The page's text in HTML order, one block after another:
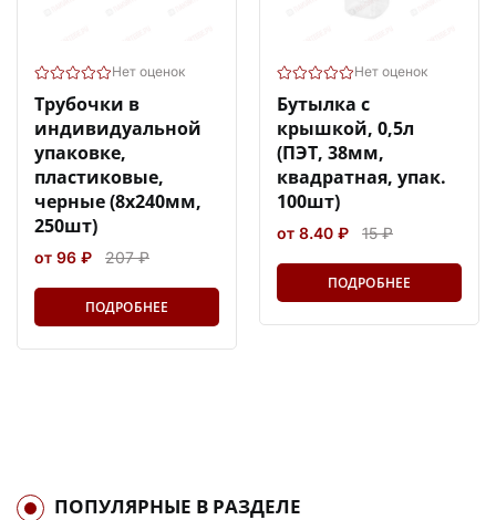
Нет оценок
Трубочки в
индивидуальной
упаковке,
пластиковые,
черные (8х240мм,
250шт)
от 96 ₽ 207 ₽
ПОДРОБНЕЕ
Нет оценок
Бутылка с
крышкой, 0,5л
(ПЭТ, 38мм,
квадратная, упак.
100шт)
от 8.40 ₽ 15 ₽
ПОДРОБНЕЕ
ПОПУЛЯРНЫЕ В РАЗДЕЛЕ